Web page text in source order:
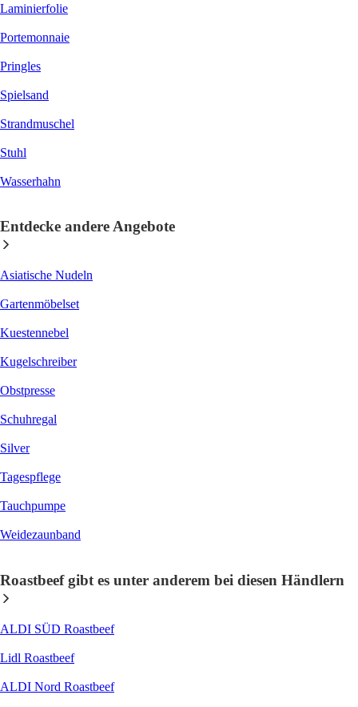
Laminierfolie
Portemonnaie
Pringles
Spielsand
Strandmuschel
Stuhl
Wasserhahn
Entdecke andere Angebote
Asiatische Nudeln
Gartenmöbelset
Kuestennebel
Kugelschreiber
Obstpresse
Schuhregal
Silver
Tagespflege
Tauchpumpe
Weidezaunband
Roastbeef gibt es unter anderem bei diesen Händlern
ALDI SÜD Roastbeef
Lidl Roastbeef
ALDI Nord Roastbeef